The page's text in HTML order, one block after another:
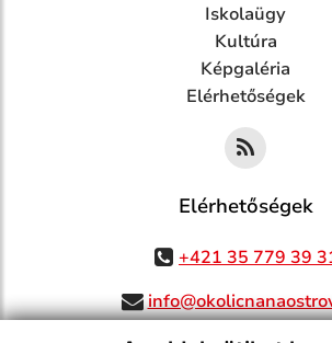
Iskolaügy
Kultúra
Képgaléria
Elérhetőségek
Elérhetőségek
+421 35 779 39